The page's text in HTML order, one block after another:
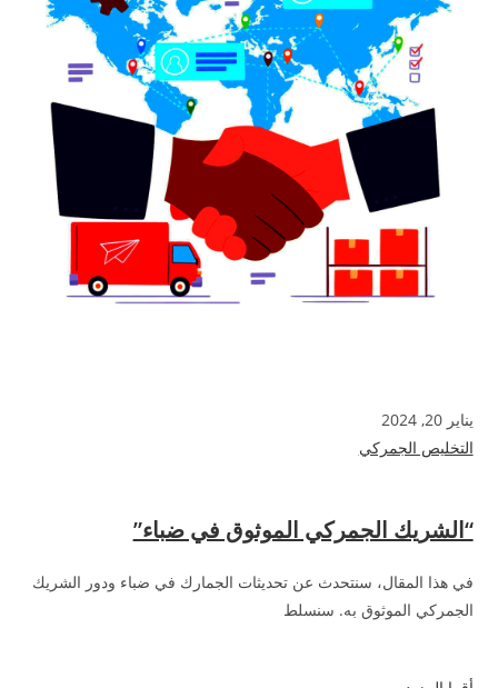
يناير 20, 2024
التخليص الجمركي
“الشريك الجمركي الموثوق في ضباء”
في هذا المقال، سنتحدث عن تحديثات الجمارك في ضباء ودور الشريك
الجمركي الموثوق به. سنسلط